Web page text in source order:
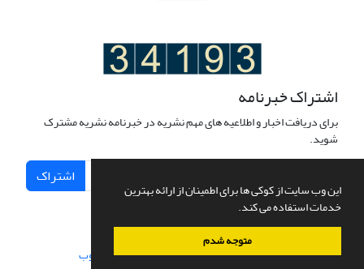
این وب سایت از کوکی ها برای اطمینان از ارائه بهترین
خدمات استفاده می کند.
متوجه شدم
اشتراک خبرنامه
برای دریافت اخبار و اطلاعیه های مهم نشریه در خبرنامه نشریه مشترک
شوید.
اشتراک
سامانه مدیریت نشریات علمی.طراحی و پیاده سازی از سیناوب